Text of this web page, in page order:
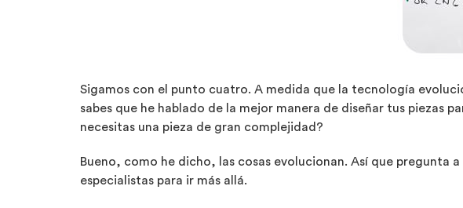
Sigamos con el punto cuatro. A medida que la tecnología
sabes que he hablado de la mejor manera de diseñar tus
necesitas una pieza de gran complejidad?
Bueno, como he dicho, las cosas evolucionan. Así que pregunta
especialistas para ir más allá.